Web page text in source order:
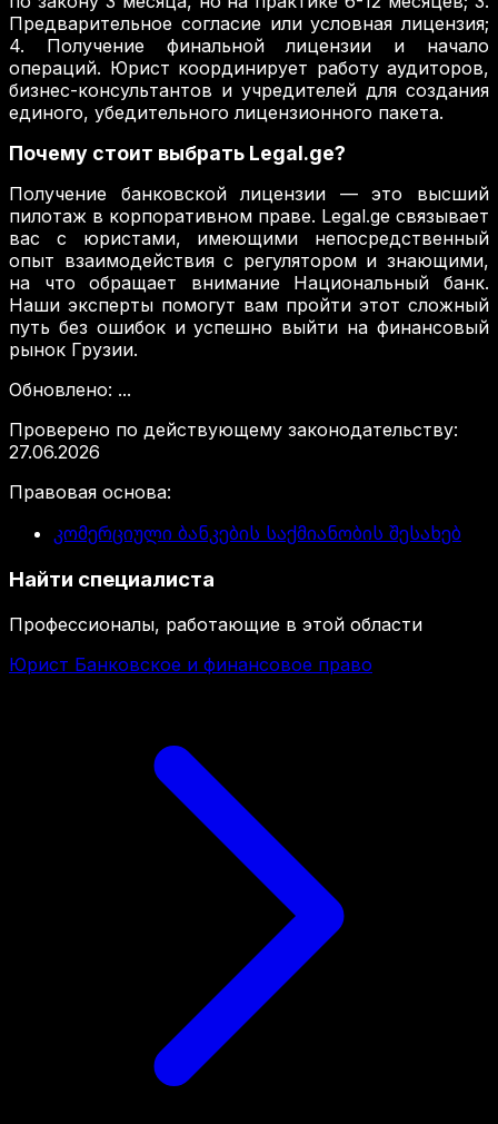
Предварительное согласие или условная лицензия;
4. Получение финальной лицензии и начало
операций. Юрист координирует работу аудиторов,
бизнес-консультантов и учредителей для создания
единого, убедительного лицензионного пакета.
Почему стоит выбрать Legal.ge?
Получение банковской лицензии — это высший
пилотаж в корпоративном праве. Legal.ge связывает
вас с юристами, имеющими непосредственный
опыт взаимодействия с регулятором и знающими,
на что обращает внимание Национальный банк.
Наши эксперты помогут вам пройти этот сложный
путь без ошибок и успешно выйти на финансовый
рынок Грузии.
Обновлено: ...
Проверено по действующему законодательству:
27.06.2026
Правовая основа:
კომერციული ბანკების საქმიანობის შესახებ
Найти специалиста
Профессионалы, работающие в этой области
Юрист Банковское и финансовое право